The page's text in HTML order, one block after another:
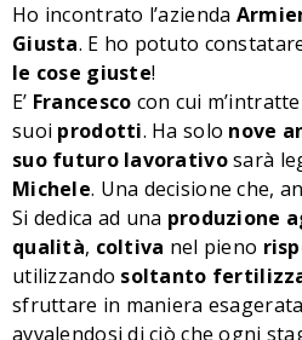
Ho incontrato l’azienda
Giusta. E ho potuto
le cose giuste!
E’ Francesco con cui
suoi prodotti. Ha solo nove
suo futuro lavorativosarà
Michele. Una decisione che,
Si dedica ad una produzione
qualità, coltiva nel pieno
utilizzando soltanto
sfruttare in maniera
avvalendosi di ciò che ogni